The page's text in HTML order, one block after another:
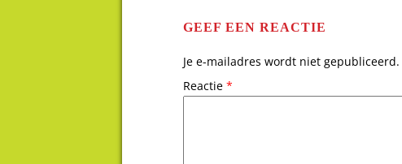
GEEF EEN REACTIE
Je e-mailadres wordt niet gepubliceerd.
Reactie *